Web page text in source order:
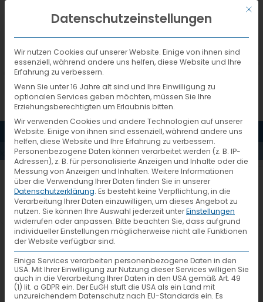
DEUTSCH
MENÜ
AKTUELLES
transport-logistic-
Messestand
Mit
Datenschutzeinstellungen
Wir nutzen Cookies auf unserer Website. Einige von ihnen sind
essenziell, während andere uns helfen, diese Website und Ihre
Erfahrung zu verbessern.
Wenn Sie unter 16 Jahre alt sind und Ihre Einwilligung zu
optionalen Services geben möchten, müssen Sie Ihre
Erziehungsberechtigten um Erlaubnis bitten.
Wir verwenden Cookies und andere Technologien auf unserer
Website. Einige von ihnen sind essenziell, während andere uns
helfen, diese Website und Ihre Erfahrung zu verbessern.
Personenbezogene Daten können verarbeitet werden (z. B. IP-
Adressen), z. B. für personalisierte Anzeigen und Inhalte oder die
Messung von Anzeigen und Inhalten. Weitere Informationen
über die Verwendung Ihrer Daten finden Sie in unserer
Datenschutzerklärung. Es besteht keine Verpflichtung, in die
Verarbeitung Ihrer Daten einzuwilligen, um dieses Angebot zu
nutzen. Sie können Ihre Auswahl jederzeit unterEinstellungen
widerrufen oder anpassen. Bitte beachten Sie, dass aufgrund
individueller Einstellungen möglicherweise nicht alle Funktionen
der Website verfügbar sind.
Einige Services verarbeiten personenbezogene Daten in den
USA. Mit Ihrer Einwilligung zur Nutzung dieser Services willigen Sie
auch in die Verarbeitung Ihrer Daten in den USA gemäß Art. 49
(1) lit. a GDPR ein. Der EuGH stuft die USA als ein Land mit
unzureichendem Datenschutz nach EU-Standards ein. Es